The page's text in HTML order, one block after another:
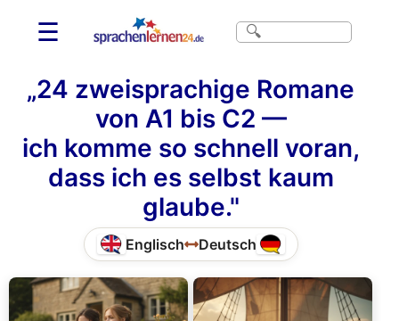
☰
„24 zweisprachige Romane
von A1 bis C2 —
ich komme so schnell voran,
dass ich es selbst kaum
glaube."
Englisch Deutsch